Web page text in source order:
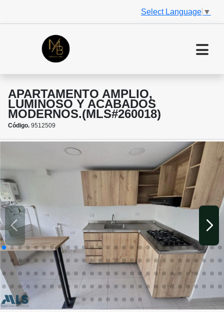
Select Language ▼
APARTAMENTO AMPLIO,
LUMINOSO Y ACABADOS
MODERNOS.(MLS#260018)
Código. 9512509